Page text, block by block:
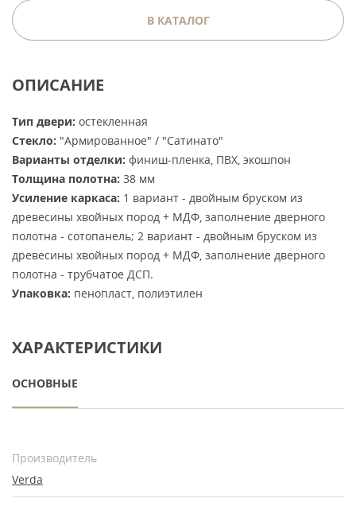
В КАТАЛОГ
ОПИСАНИЕ
Тип двери: остекленная
Стекло: "Армированное" / "Сатинато"
Варианты отделки: финиш-пленка, ПВХ, экошпон
Толщина полотна: 38 мм
Усиление каркаса: 1 вариант - двойным бруском из
древесины хвойных пород + МДФ, заполнение дверного
полотна - сотопанель; 2 вариант - двойным бруском из
древесины хвойных пород + МДФ, заполнение дверного
полотна - трубчатое ДСП.
Упаковка: пенопласт, полиэтилен
ХАРАКТЕРИСТИКИ
ОСНОВНЫЕ
Производитель
Verda